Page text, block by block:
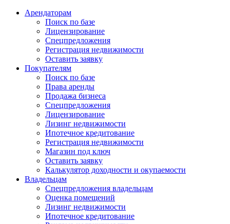
Арендаторам
Поиск по базе
Лицензирование
Спецпредложения
Регистрация недвижимости
Оставить заявку
Покупателям
Поиск по базе
Права аренды
Продажа бизнеса
Спецпредложения
Лицензирование
Лизинг недвижимости
Ипотечное кредитование
Регистрация недвижимости
Магазин под ключ
Оставить заявку
Калькулятор доходности и окупаемости
Владельцам
Спецпредложения владельцам
Оценка помещений
Лизинг недвижимости
Ипотечное кредитование